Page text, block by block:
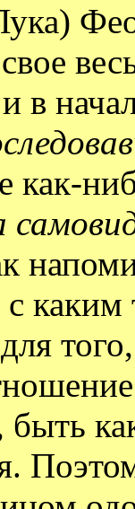
в
как-
быть